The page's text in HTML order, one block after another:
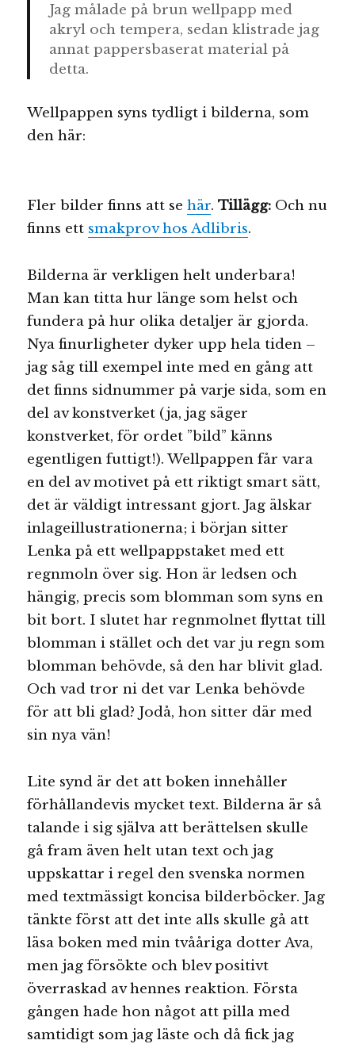
Jag målade på brun wellpapp med
akryl och tempera, sedan klistrade jag
annat pappersbaserat material på
detta.
Wellpappen syns tydligt i bilderna, som
den här:
Fler bilder finns att sehär.Tillägg: Och nu
finns ett smakprov hos Adlibris.
Bilderna är verkligen helt underbara!
Man kan titta hur länge som helst och
fundera på hur olika detaljer är gjorda.
Nya finurligheter dyker upp hela tiden –
jag såg till exempel inte med en gång att
det finns sidnummer på varje sida, som en
del av konstverket (ja, jag säger
konstverket, för ordet ”bild” känns
egentligen futtigt!). Wellpappen får vara
en del av motivet på ett riktigt smart sätt,
det är väldigt intressant gjort. Jag älskar
inlageillustrationerna; i början sitter
Lenka på ett wellpappstaket med ett
regnmoln över sig. Hon är ledsen och
hängig, precis som blomman som syns en
bit bort. I slutet har regnmolnet flyttat till
blomman i stället och det var ju regn som
blomman behövde, så den har blivit glad.
Och vad tror ni det var Lenka behövde
för att bli glad? Jodå, hon sitter där med
sin nya vän!
Lite synd är det att boken innehåller
förhållandevis mycket text. Bilderna är så
talande i sig själva att berättelsen skulle
gå fram även helt utan text och jag
uppskattar i regel den svenska normen
med textmässigt koncisa bilderböcker. Jag
tänkte först att det inte alls skulle gå att
läsa boken med min tvååriga dotter Ava,
men jag försökte och blev positivt
överraskad av hennes reaktion. Första
gången hade hon något att pilla med
samtidigt som jag läste och då fick jag